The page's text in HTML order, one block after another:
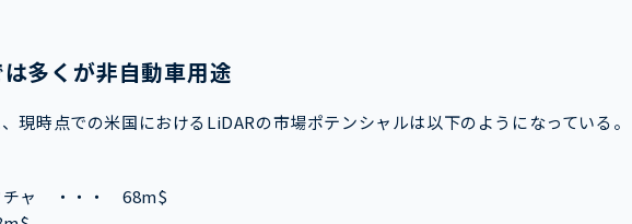
多くが非自動車用途
現時点での米国におけるLiDARの市場ポテンシャルは以下のようになっている。
チャ ・・・ 68m$